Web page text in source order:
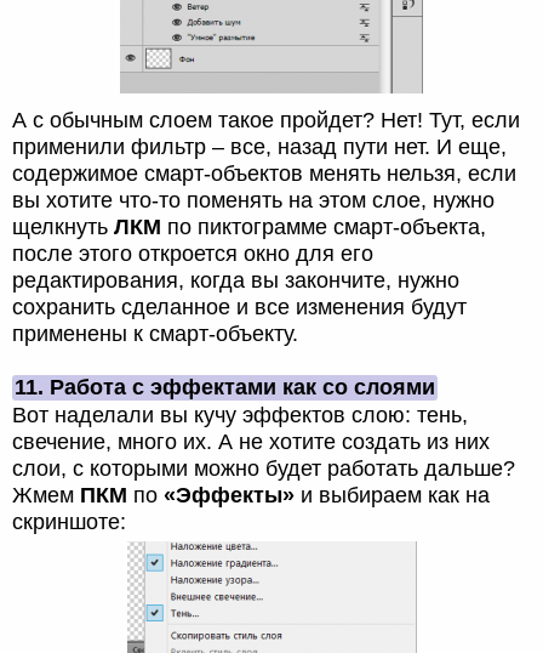
А с обычным слоем такое пройдет? Нет! Тут, если
применили фильтр – все, назад пути нет. И еще,
содержимое смарт-объектов менять нельзя, если
вы хотите что-то поменять на этом слое, нужно
щелкнуть ЛКМ по пиктограмме смарт-объекта,
после этого откроется окно для его
редактирования, когда вы закончите, нужно
сохранить сделанное и все изменения будут
применены к смарт-объекту.
11. Работа с эффектами как со слоями
Вот наделали вы кучу эффектов слою: тень,
свечение, много их. А не хотите создать из них
слои, с которыми можно будет работать дальше?
Жмем ПКМ по «Эффекты» и выбираем как на
скриншоте: